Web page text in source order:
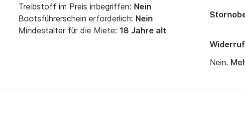
Treibstoff im Preis inbegriffen: Nein
Bootsführerschein erforderlich: Nein
Mindestalter für die Miete: 18 Jahre alt
Nein.